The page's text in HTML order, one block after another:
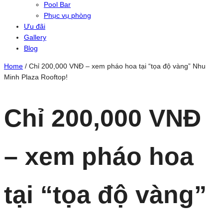
Pool Bar
Phục vụ phòng
Ưu đãi
Gallery
Blog
Home / Chỉ 200,000 VNĐ – xem pháo hoa tại “tọa độ vàng” Nhu
Minh Plaza Rooftop!
Chỉ 200,000 VNĐ
– xem pháo hoa
tại “tọa độ vàng”